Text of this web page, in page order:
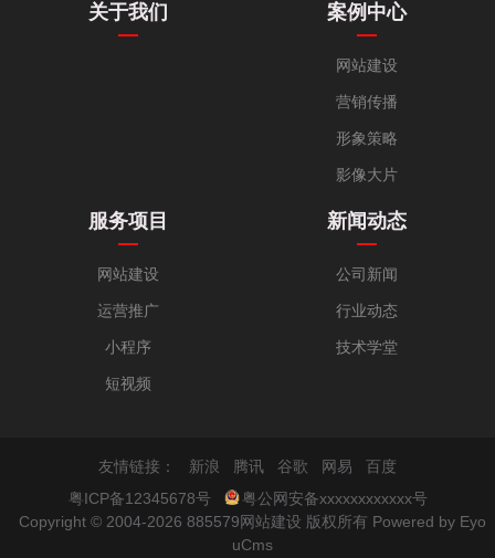
关于我们 案例中心
网站建设
营销传播
形象策略
影像大片
服务项目
网站建设
运营推广
小程序
短视频
新闻动态
公司新闻
行业动态
技术学堂
友情链接： 新浪 腾讯 谷歌 网易
百度
粤ICP备12345678号
粤公网安备xxxxxxxxxxxx号
Copyright © 2004-2026 885579网站建设 版权所有 Powered by Eyo
uCms